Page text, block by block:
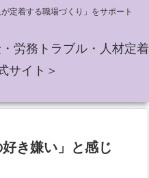
定着する職場づくり」をサポート
労務トラブル・人材定着
サイト＞
き嫌い」と感じ